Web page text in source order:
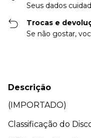
Seus dados
Trocas e
Se não gostar,
Descrição
(IMPORTADO)
Classificação do